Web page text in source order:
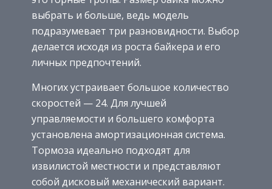
выбрать и больше, ведь модель
подразумевает три разновидности. Выбор
делается исходя из роста байкера и его
личных предпочтений.
Многих устраивает большое количество
скоростей — 24. Для лучшей
управляемости и большего комфорта
установлена амортизационная система.
Тормоза идеально подходят для
извилистой местности и представляют
собой дисковый механический вариант.